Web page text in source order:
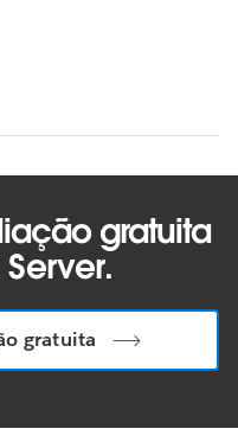
gratuita
gratuita